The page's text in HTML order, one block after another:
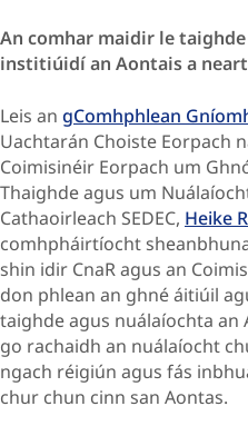
An comhar maidir le
institiúidí an Aontais a
Leis an gComhphlean
Uachtarán Choiste Eorpach
Coimisinéir Eorpach um
Thaighde agus um
Cathaoirleach SEDEC, Heike
comhpháirtíocht
shin idir CnaR agus an
don phlean an ghné áitiúil
taighde agus nuálaíochta an
go rachaidh an nuálaíocht
ngach réigiún agus fás
chur chun cinn san Aontas.